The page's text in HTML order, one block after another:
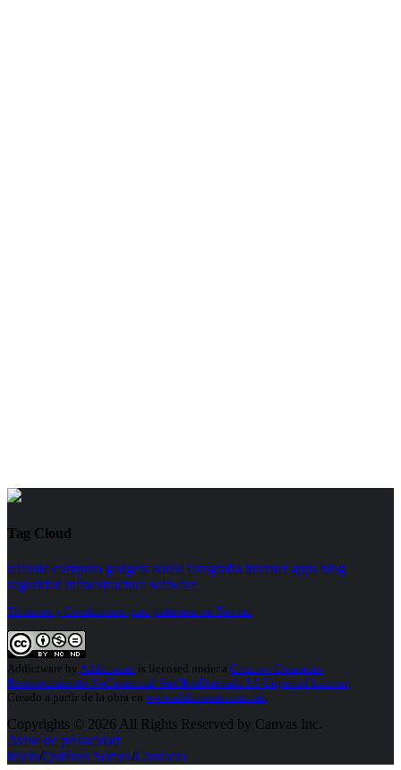
Tag Cloud
telfonia computo gadgets audio fotografia internet apps blog
seguridad infraestructura software
Términos y Condiciones para participar en Trivias.
Addictware by Addictware is licensed under a Creative Commons
Reconocimiento-NoComercial-SinObraDerivada 3.0 Unported License
Creado a partir de la obra en www.addictware.com.mx
Copyrights © 2026 All Rights Reserved by Canvas Inc.
Aviso de privacidad
Inicio/Quiénes Somos/Contacto